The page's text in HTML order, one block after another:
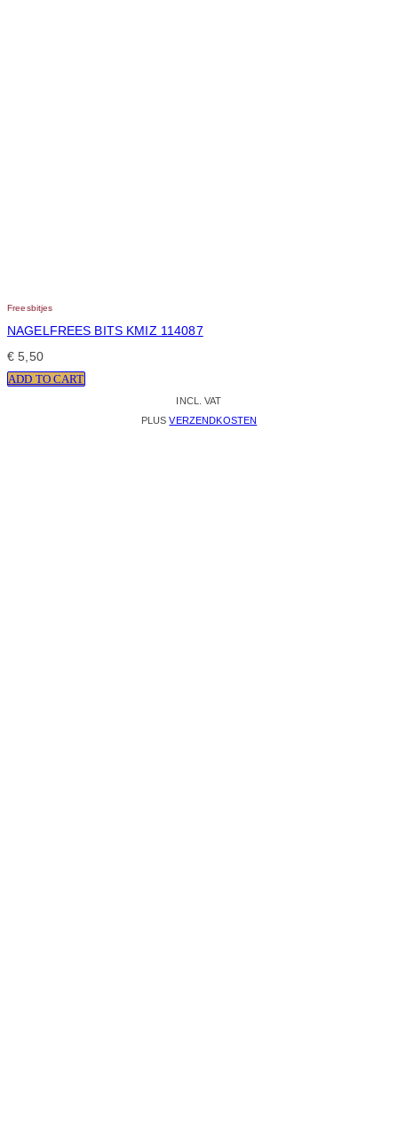
Freesbitjes
NAGELFREES BITS KMIZ 114087
€ 5,50
ADD TO CART
INCL. VAT
PLUSVERZENDKOSTEN